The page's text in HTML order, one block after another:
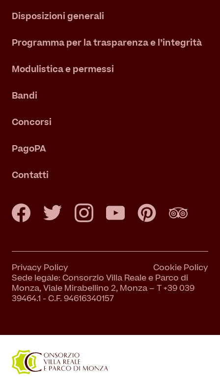
Disposizioni generali
Programma per la trasparenza e l’integrità
Modulistica e permessi
Bandi
Concorsi
PagoPA
Contatti
Privacy Policy
Cookie Policy
Sede legale: Consorzio Villa Reale e Parco di
Monza, Viale Mirabellino 2, Monza – T +39 039
39464.1 - C.F. 94616340157